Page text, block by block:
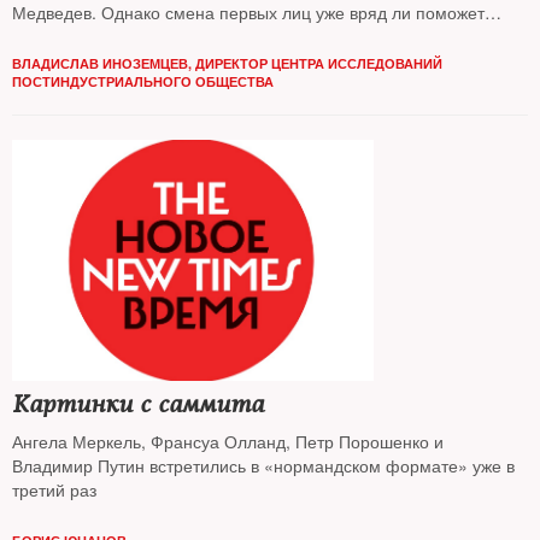
Медведев. Однако смена первых лиц уже вряд ли поможет
ВЛАДИСЛАВ ИНОЗЕМЦЕВ, ДИРЕКТОР ЦЕНТРА ИССЛЕДОВАНИЙ
ПОСТИНДУСТРИАЛЬНОГО ОБЩЕСТВА
Картинки с саммита
Ангела Меркель, Франсуа Олланд, Петр Порошенко и
Владимир Путин встретились в «нормандском формате» уже в
третий раз